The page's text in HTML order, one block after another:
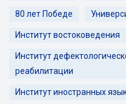
80 лет Победе
Институт востоковедения
Институт
реабилитации
Институт иностранных